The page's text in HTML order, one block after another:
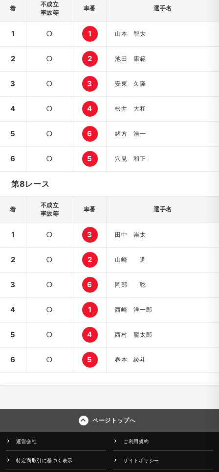
着
不成立
事故等
車番 選手名
1 ○ 1 山本 智大
2 ○ 2 池田 康範
3 ○ 3 安東 久隆
4 ○ 4 松井 大和
5 ○ 6 緒方 浩一
6 ○ 5 穴見 和正
第8レース
着
不成立
事故等
車番 選手名
1 ○ 3 田中 崇太
2 ○ 2 山崎 進
3 ○ 6 岡部 聡
4 ○ 1 西崎 洋一郎
5 ○ 4 西村 龍太郎
6 ○ 5 春本 綾斗
ページトップへ
運営会社 ご利用規約
特定商取引に基づく表示 サイトポリシー